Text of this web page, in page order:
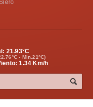
21.93°C
- Min.21ºC)
1.34 Km/h